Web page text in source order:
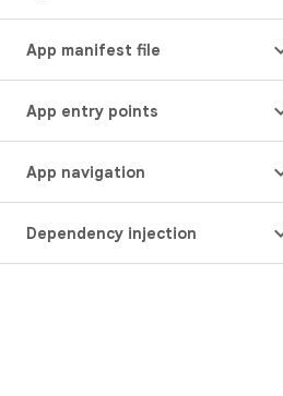
App manifest file
App entry points
App navigation
Dependency injection